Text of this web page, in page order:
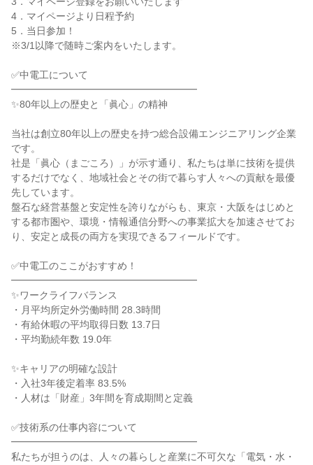
4．マイページより日程予約
5．当日参加！
※3/1以降で随時ご案内をいたします。
✅中電工について
━━━━━━━━━━━━━━━━━━━
✨80年以上の歴史と「眞心」の精神
当社は創立80年以上の歴史を持つ総合設備エンジニアリング企業
です。
社是「眞心（まごころ）」が示す通り、私たちは単に技術を提供
するだけでなく、地域社会とその街で暮らす人々への貢献を最優
先しています。
盤石な経営基盤と安定性を誇りながらも、東京・大阪をはじめと
する都市圏や、環境・情報通信分野への事業拡大を加速させてお
り、安定と成長の両方を実現できるフィールドです。
✅中電工のここがおすすめ！
━━━━━━━━━━━━━━━━━━━
✨ワークライフバランス
・月平均所定外労働時間 28.3時間
・有給休暇の平均取得日数 13.7日
・平均勤続年数 19.0年
✨キャリアの明確な設計
・入社3年後定着率 83.5%
・人材は「財産」3年間を育成期間と定義
✅技術系の仕事内容について
━━━━━━━━━━━━━━━━━━━
私たちが担うのは、人々の暮らしと産業に不可欠な「電気・水・